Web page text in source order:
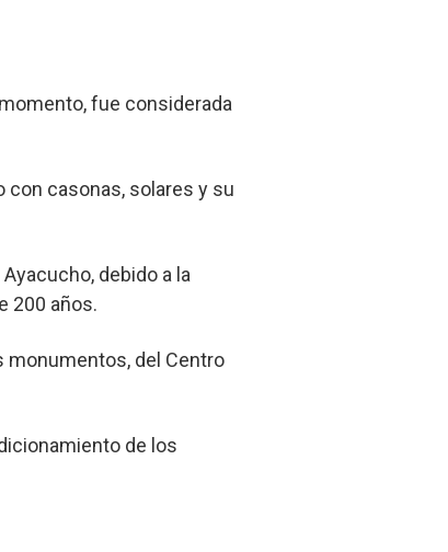
fue considerada
con casonas, solares y su
debido a la
200 años.
monumentos, del Centro
de los